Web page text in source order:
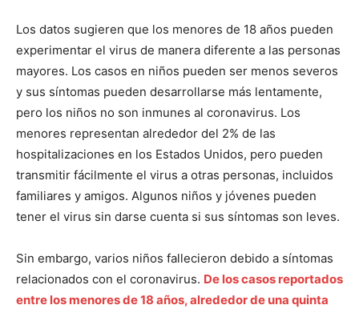
Los datos sugieren que los menores de 18 años pueden
experimentar el virus de manera diferente a las personas
mayores. Los casos en niños pueden ser menos severos
y sus síntomas pueden desarrollarse más lentamente,
pero los niños no son inmunes al coronavirus. Los
menores representan alrededor del 2% de las
hospitalizaciones en los Estados Unidos, pero pueden
transmitir fácilmente el virus a otras personas, incluidos
familiares y amigos. Algunos niños y jóvenes pueden
tener el virus sin darse cuenta si sus síntomas son leves.
Sin embargo, varios niños fallecieron debido a síntomas
relacionados con el coronavirus. De los casos reportados
entre los menores de 18 años, alrededor de una quinta